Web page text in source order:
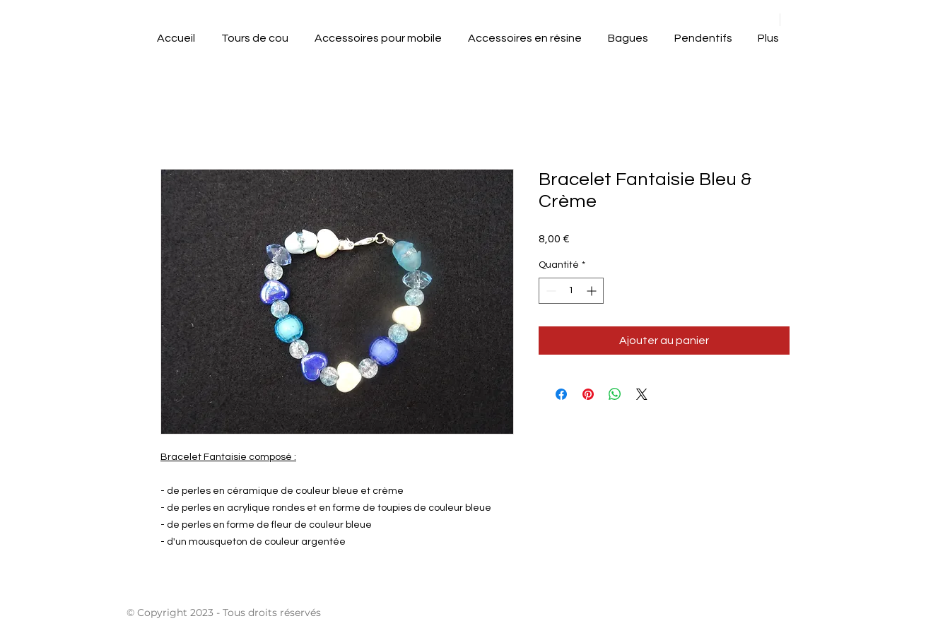
Accueil Tours de cou Accessoires pour mobile Accessoires en résine Bagues Pendentifs Plus
Bracelet Fantaisie composé :
- de perles en céramique de couleur bleue et crème
- de perles en acrylique rondes et en forme de toupies de couleur bleue
- de perles en forme de fleur de couleur bleue
- d'un mousqueton de couleur argentée
Bracelet Fantaisie Bleu &
Crème
8,00 €
Quantité *
Ajouter au panier
© Copyright 2023 - Tous droits réservés